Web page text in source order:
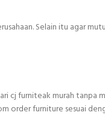
Selain itu agar
cj furniteak murah tanpa
furniture sesuai